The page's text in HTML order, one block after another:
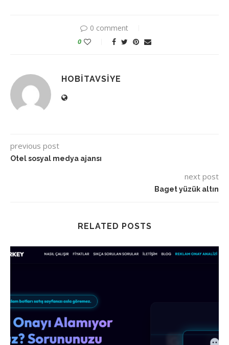
0 comment
0
HOBITAVSIYE
previous post
Otel sosyal medya ajansı
next post
Baget yüzük altın
RELATED POSTS